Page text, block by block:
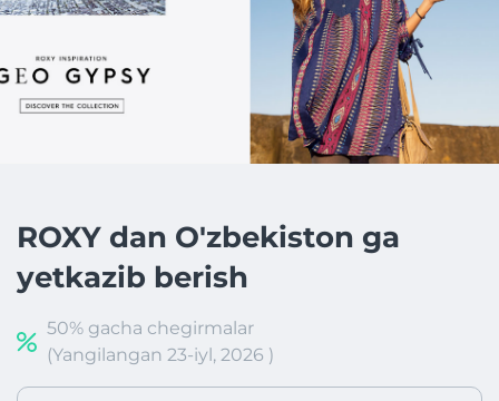
ROXY dan O'zbekiston ga
yetkazib berish
50% gacha chegirmalar
(Yangilangan 23-iyl, 2026 )